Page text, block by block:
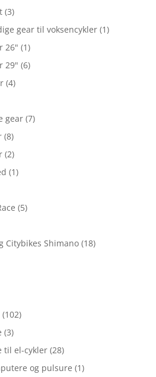
(3)
gear til voksencykler (1)
26" (1)
29" (6)
(4)
gear (7)
(8)
(2)
(1)
(5)
Citybikes Shimano (18)
(102)
(3)
til el-cykler (28)
og pulsure (1)